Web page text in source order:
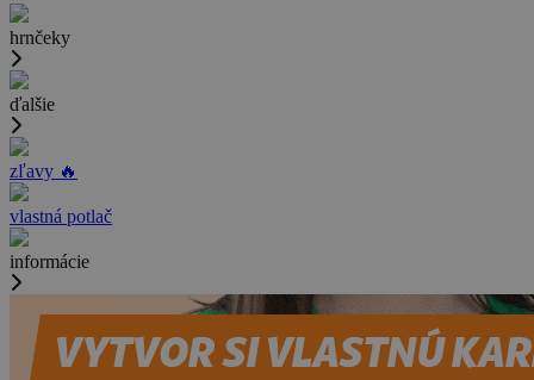
hrnčeky
ďalšie
zľavy 🔥
vlastná potlač
informácie